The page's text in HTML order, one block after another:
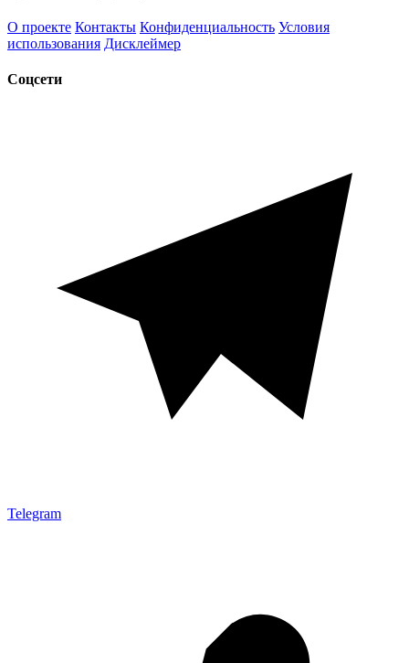
О проекте Контакты Конфиденциальность Условия
использования Дисклеймер
Соцсети
Telegram